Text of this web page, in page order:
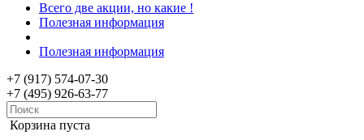
Всего две акции, но какие !
Полезная информация
Полезная информация
+7 (917) 574-07-30
+7 (495) 926-63-77
Корзина пуста